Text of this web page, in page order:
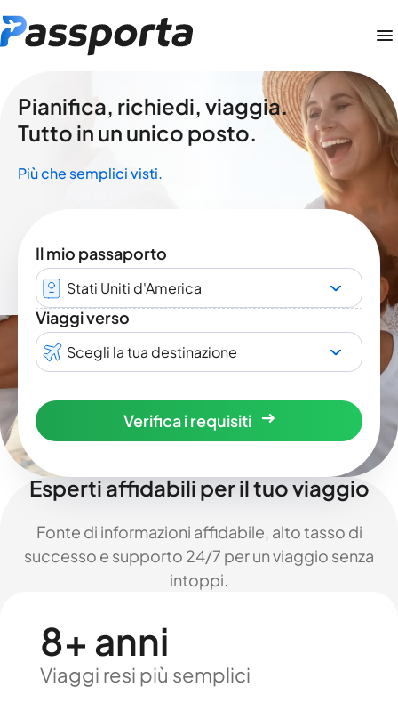
Pianifica, richiedi, viaggia.
Tutto in un unico posto.
Più che semplici visti.
Il mio passaporto
Stati Uniti d'America
Viaggi verso
Scegli la tua destinazione
Verifica i requisiti
Esperti affidabili per il tuo viaggio
Fonte di informazioni affidabile, alto tasso di
successo e supporto 24/7 per un viaggio senza
intoppi.
8+ anni
Viaggi resi più semplici